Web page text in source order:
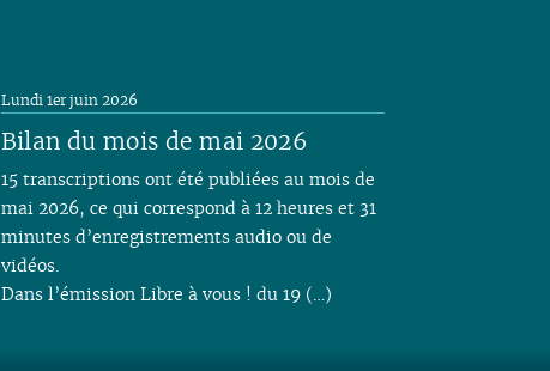
Bilan du mois de mai 2026
Lundi 1er juin 2026
15 transcriptions ont été publiées au mois de
mai 2026, ce qui correspond à 12 heures et 31
minutes d’enregistrements audio ou de
vidéos.
Dans l’émission Libre à vous ! du 19 (…)